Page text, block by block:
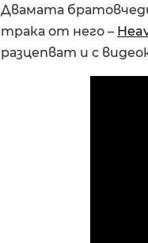
Двамата
трака от него –
разцепват и с